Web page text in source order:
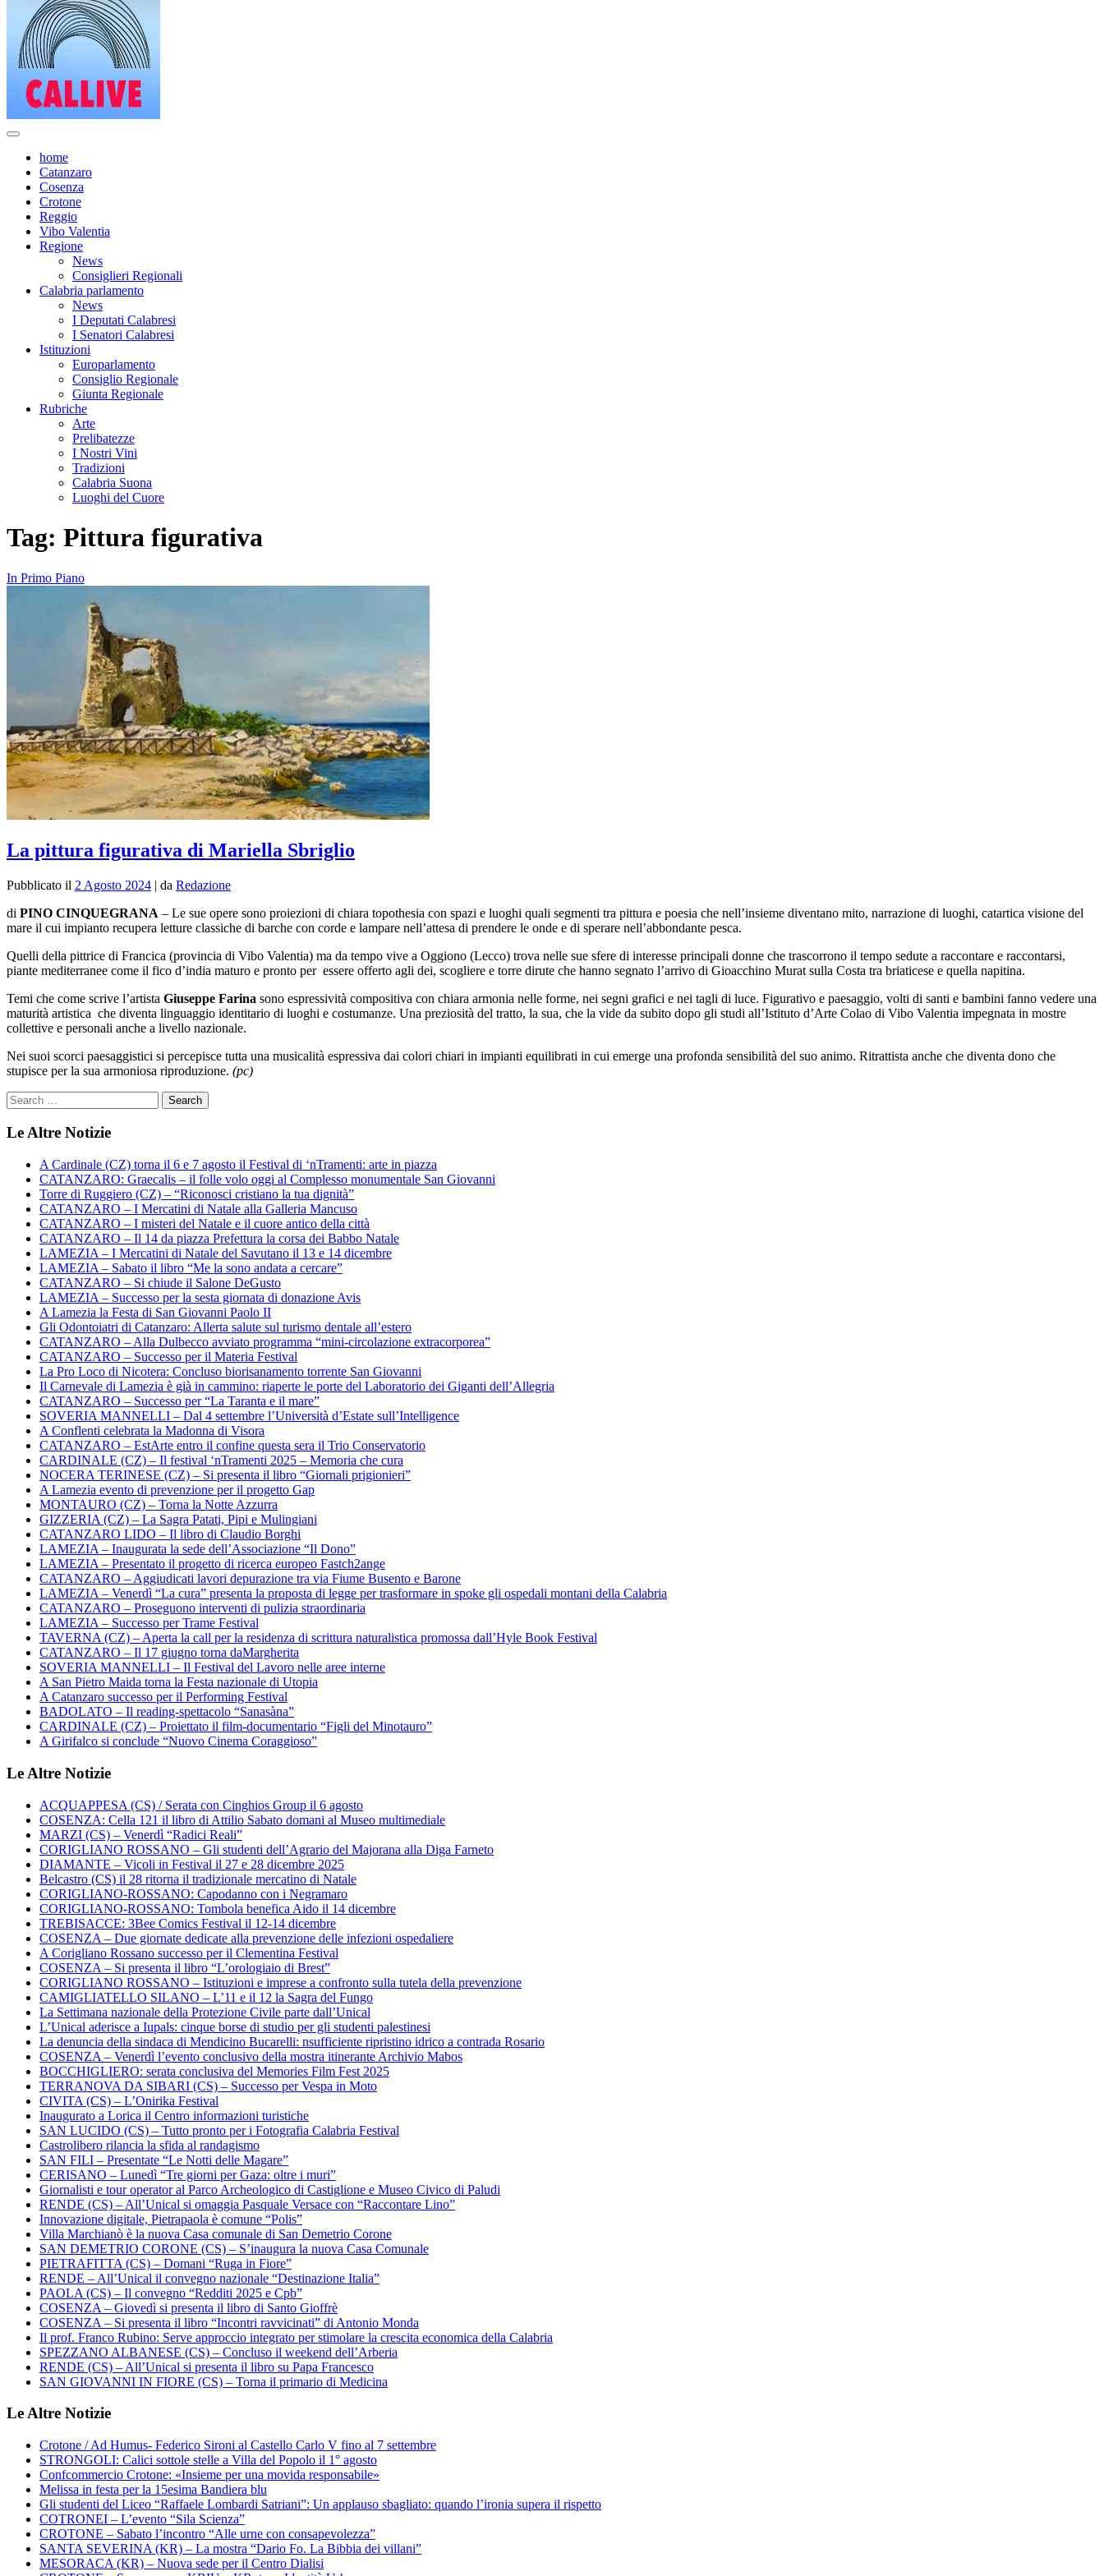
home
Catanzaro
Cosenza
Crotone
Reggio
Vibo Valentia
Regione
News
Consiglieri Regionali
Calabria parlamento
News
I Deputati Calabresi
I Senatori Calabresi
Istituzioni
Europarlamento
Consiglio Regionale
Giunta Regionale
Rubriche
Arte
Prelibatezze
I Nostri Vini
Tradizioni
Calabria Suona
Luoghi del Cuore
Tag: Pittura figurativa
In Primo Piano
La pittura figurativa di Mariella Sbriglio
Pubblicato il 2 Agosto 2024 | da Redazione
di PINO CINQUEGRANA – Le sue opere sono proiezioni di chiara topothesia con spazi e luoghi quali segmenti tra pittura e poesia che nell’insieme diventano mito, narrazione di luoghi, catartica visione del
mare il cui impianto recupera letture classiche di barche con corde e lampare nell’attesa di prendere le onde e di sperare nell’abbondante pesca.
Quelli della pittrice di Francica (provincia di Vibo Valentia) ma da tempo vive a Oggiono (Lecco) trova nelle sue sfere di interesse principali donne che trascorrono il tempo sedute a raccontare e raccontarsi,
piante mediterranee come il fico d’india maturo e pronto per essere offerto agli dei, scogliere e torre dirute che hanno segnato l’arrivo di Gioacchino Murat sulla Costa tra briaticese e quella napitina.
Temi che come scrive l’artista Giuseppe Farina sono espressività compositiva con chiara armonia nelle forme, nei segni grafici e nei tagli di luce. Figurativo e paesaggio, volti di santi e bambini fanno vedere una
maturità artistica che diventa linguaggio identitario di luoghi e costumanze. Una preziosità del tratto, la sua, che la vide da subito dopo gli studi all’Istituto d’Arte Colao di Vibo Valentia impegnata in mostre
collettive e personali anche a livello nazionale.
Nei suoi scorci paesaggistici si percepisce tutta una musicalità espressiva dai colori chiari in impianti equilibrati in cui emerge una profonda sensibilità del suo animo. Ritrattista anche che diventa dono che
stupisce per la sua armoniosa riproduzione. (pc)
Le Altre Notizie
A Cardinale (CZ) torna il 6 e 7 agosto il Festival di ‘nTramenti: arte in piazza
CATANZARO: Graecalis – il folle volo oggi al Complesso monumentale San Giovanni
Torre di Ruggiero (CZ) – “Riconosci cristiano la tua dignità”
CATANZARO – I Mercatini di Natale alla Galleria Mancuso
CATANZARO – I misteri del Natale e il cuore antico della città
CATANZARO – Il 14 da piazza Prefettura la corsa dei Babbo Natale
LAMEZIA – I Mercatini di Natale del Savutano il 13 e 14 dicembre
LAMEZIA – Sabato il libro “Me la sono andata a cercare”
CATANZARO – Si chiude il Salone DeGusto
LAMEZIA – Successo per la sesta giornata di donazione Avis
A Lamezia la Festa di San Giovanni Paolo II
Gli Odontoiatri di Catanzaro: Allerta salute sul turismo dentale all’estero
CATANZARO – Alla Dulbecco avviato programma “mini-circolazione extracorporea”
CATANZARO – Successo per il Materia Festival
La Pro Loco di Nicotera: Concluso biorisanamento torrente San Giovanni
Il Carnevale di Lamezia è già in cammino: riaperte le porte del Laboratorio dei Giganti dell’Allegria
CATANZARO – Successo per “La Taranta e il mare”
SOVERIA MANNELLI – Dal 4 settembre l’Università d’Estate sull’Intelligence
A Conflenti celebrata la Madonna di Visora
CATANZARO – EstArte entro il confine questa sera il Trio Conservatorio
CARDINALE (CZ) – Il festival ‘nTramenti 2025 – Memoria che cura
NOCERA TERINESE (CZ) – Si presenta il libro “Giornali prigionieri”
A Lamezia evento di prevenzione per il progetto Gap
MONTAURO (CZ) – Torna la Notte Azzurra
GIZZERIA (CZ) – La Sagra Patati, Pipi e Mulingiani
CATANZARO LIDO – Il libro di Claudio Borghi
LAMEZIA – Inaugurata la sede dell’Associazione “Il Dono”
LAMEZIA – Presentato il progetto di ricerca europeo Fastch2ange
CATANZARO – Aggiudicati lavori depurazione tra via Fiume Busento e Barone
LAMEZIA – Venerdì “La cura” presenta la proposta di legge per trasformare in spoke gli ospedali montani della Calabria
CATANZARO – Proseguono interventi di pulizia straordinaria
LAMEZIA – Successo per Trame Festival
TAVERNA (CZ) – Aperta la call per la residenza di scrittura naturalistica promossa dall’Hyle Book Festival
CATANZARO – Il 17 giugno torna daMargherita
SOVERIA MANNELLI – Il Festival del Lavoro nelle aree interne
A San Pietro Maida torna la Festa nazionale di Utopia
A Catanzaro successo per il Performing Festival
BADOLATO – Il reading-spettacolo “Sanasàna”
CARDINALE (CZ) – Proiettato il film-documentario “Figli del Minotauro”
A Girifalco si conclude “Nuovo Cinema Coraggioso”
Le Altre Notizie
ACQUAPPESA (CS) / Serata con Cinghios Group il 6 agosto
COSENZA: Cella 121 il libro di Attilio Sabato domani al Museo multimediale
MARZI (CS) – Venerdì “Radici Reali”
CORIGLIANO ROSSANO – Gli studenti dell’Agrario del Majorana alla Diga Farneto
DIAMANTE – Vicoli in Festival il 27 e 28 dicembre 2025
Belcastro (CS) il 28 ritorna il tradizionale mercatino di Natale
CORIGLIANO-ROSSANO: Capodanno con i Negramaro
CORIGLIANO-ROSSANO: Tombola benefica Aido il 14 dicembre
TREBISACCE: 3Bee Comics Festival il 12-14 dicembre
COSENZA – Due giornate dedicate alla prevenzione delle infezioni ospedaliere
A Corigliano Rossano successo per il Clementina Festival
COSENZA – Si presenta il libro “L’orologiaio di Brest”
CORIGLIANO ROSSANO – Istituzioni e imprese a confronto sulla tutela della prevenzione
CAMIGLIATELLO SILANO – L’11 e il 12 la Sagra del Fungo
La Settimana nazionale della Protezione Civile parte dall’Unical
L’Unical aderisce a Iupals: cinque borse di studio per gli studenti palestinesi
La denuncia della sindaca di Mendicino Bucarelli: nsufficiente ripristino idrico a contrada Rosario
COSENZA – Venerdì l’evento conclusivo della mostra itinerante Archivio Mabos
BOCCHIGLIERO: serata conclusiva del Memories Film Fest 2025
TERRANOVA DA SIBARI (CS) – Successo per Vespa in Moto
CIVITA (CS) – L’Onirika Festival
Inaugurato a Lorica il Centro informazioni turistiche
SAN LUCIDO (CS) – Tutto pronto per i Fotografia Calabria Festival
Castrolibero rilancia la sfida al randagismo
SAN FILI – Presentate “Le Notti delle Magare”
CERISANO – Lunedì “Tre giorni per Gaza: oltre i muri”
Giornalisti e tour operator al Parco Archeologico di Castiglione e Museo Civico di Paludi
RENDE (CS) – All’Unical si omaggia Pasquale Versace con “Raccontare Lino”
Innovazione digitale, Pietrapaola è comune “Polis”
Villa Marchianò è la nuova Casa comunale di San Demetrio Corone
SAN DEMETRIO CORONE (CS) – S’inaugura la nuova Casa Comunale
PIETRAFITTA (CS) – Domani “Ruga in Fiore”
RENDE – All’Unical il convegno nazionale “Destinazione Italia”
PAOLA (CS) – Il convegno “Redditi 2025 e Cpb”
COSENZA – Giovedì si presenta il libro di Santo Gioffrè
COSENZA – Si presenta il libro “Incontri ravvicinati” di Antonio Monda
Il prof. Franco Rubino: Serve approccio integrato per stimolare la crescita economica della Calabria
SPEZZANO ALBANESE (CS) – Concluso il weekend dell’Arberia
RENDE (CS) – All’Unical si presenta il libro su Papa Francesco
SAN GIOVANNI IN FIORE (CS) – Torna il primario di Medicina
Le Altre Notizie
Crotone / Ad Humus- Federico Sironi al Castello Carlo V fino al 7 settembre
STRONGOLI: Calici sottole stelle a Villa del Popolo il 1° agosto
Confcommercio Crotone: «Insieme per una movida responsabile»
Melissa in festa per la 15esima Bandiera blu
Gli studenti del Liceo “Raffaele Lombardi Satriani”: Un applauso sbagliato: quando l’ironia supera il rispetto
COTRONEI – L’evento “Sila Scienza”
CROTONE – Sabato l’incontro “Alle urne con consapevolezza”
SANTA SEVERINA (KR) – La mostra “Dario Fo. La Bibbia dei villani”
MESORACA (KR) – Nuova sede per il Centro Dialisi